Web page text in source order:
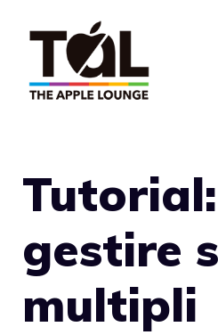
contenuto
gestire
multipli